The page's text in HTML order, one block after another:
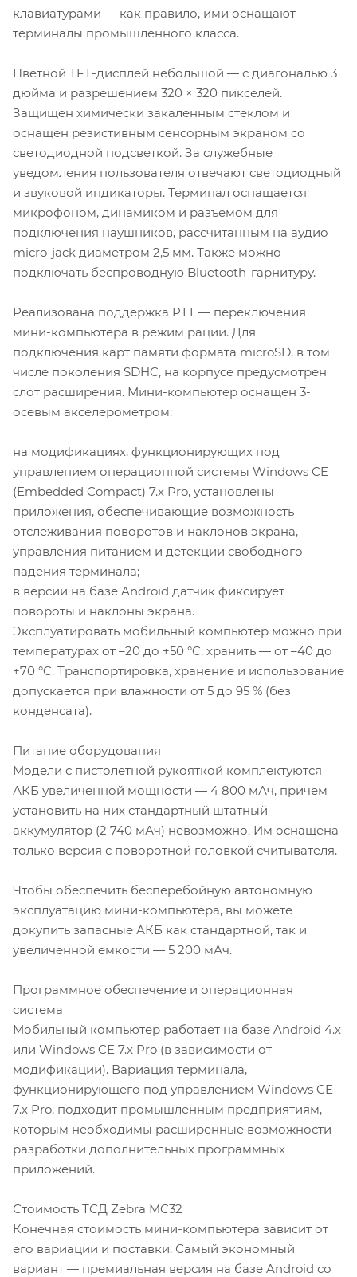
клавиатурами — как правило, ими оснащают
терминалы промышленного класса.
Цветной TFT-дисплей небольшой — с диагональю 3
дюйма и разрешением 320 × 320 пикселей.
Защищен химически закаленным стеклом и
оснащен резистивным сенсорным экраном со
светодиодной подсветкой. За служебные
уведомления пользователя отвечают светодиодный
и звуковой индикаторы. Терминал оснащается
микрофоном, динамиком и разъемом для
подключения наушников, рассчитанным на аудио
micro-jack диаметром 2,5 мм. Также можно
подключать беспроводную Bluetooth-гарнитуру.
Реализована поддержка PTT — переключения
мини-компьютера в режим рации. Для
подключения карт памяти формата microSD, в том
числе поколения SDHC, на корпусе предусмотрен
слот расширения. Мини-компьютер оснащен 3-
осевым акселерометром:
на модификациях, функционирующих под
управлением операционной системы Windows CE
(Embedded Compact) 7.x Pro, установлены
приложения, обеспечивающие возможность
отслеживания поворотов и наклонов экрана,
управления питанием и детекции свободного
падения терминала;
в версии на базе Android датчик фиксирует
повороты и наклоны экрана.
Эксплуатировать мобильный компьютер можно при
температурах от –20 до +50 °C, хранить — от –40 до
+70 °C. Транспортировка, хранение и использование
допускается при влажности от 5 до 95 % (без
конденсата).
Питание оборудования
Модели с пистолетной рукояткой комплектуются
АКБ увеличенной мощности — 4 800 мАч, причем
установить на них стандартный штатный
аккумулятор (2 740 мАч) невозможно. Им оснащена
только версия с поворотной головкой считывателя.
Чтобы обеспечить бесперебойную автономную
эксплуатацию мини-компьютера, вы можете
докупить запасные АКБ как стандартной, так и
увеличенной емкости — 5 200 мАч.
Программное обеспечение и операционная
система
Мобильный компьютер работает на базе Android 4.х
или Windows CE 7.x Pro (в зависимости от
модификации). Вариация терминала,
функционирующего под управлением Windows CE
7.x Pro, подходит промышленным предприятиям,
которым необходимы расширенные возможности
разработки дополнительных программных
приложений.
Стоимость ТСД Zebra MC32
Конечная стоимость мини-компьютера зависит от
его вариации и поставки. Самый экономный
вариант — премиальная версия на базе Android со